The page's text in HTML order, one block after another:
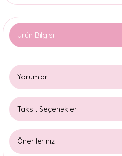
Ürün Bilgisi
Yorumlar
Taksit Seçenekleri
Önerileriniz